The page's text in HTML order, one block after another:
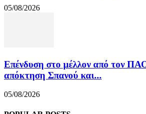
05/08/2026
Επένδυση στο μέλλον από τον
απόκτηση Σπανού και...
05/08/2026